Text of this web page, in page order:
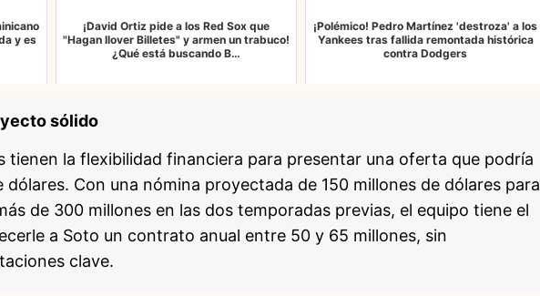
y es
¡David Ortiz pide a los Red Sox que
"Hagan llover Billetes" y armen un trabuco!
¿Qué está buscando B…
¡Polémico! Pedro Martínez 'destroza' a los
Yankees tras fallida remontada histórica
contra Dodgers
sólido
tienen la flexibilidad financiera para presentar una oferta que podría
dólares. Con una nómina proyectada de 150 millones de dólares para
de 300 millones en las dos temporadas previas, el equipo tiene el
a Soto un contrato anual entre 50 y 65 millones, sin
clave.